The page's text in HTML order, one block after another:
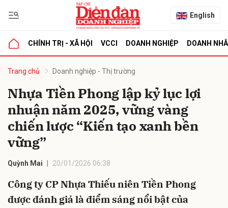
English
CHÍNH TRỊ - XÃ HỘI VCCI DOANH NGHIỆP DOANH
Trang chủ Doanh nghiệp - Thị trường
Nhựa Tiền Phong lập kỷ lục lợi
nhuận năm 2025, vững vàng
chiến lược “Kiến tạo xanh bền
vững”
Quỳnh Mai 20/01/2026 06:38
Công ty CP Nhựa Thiếu niên Tiền Phong
được đánh giá là điểm sáng nổi bật của
luận